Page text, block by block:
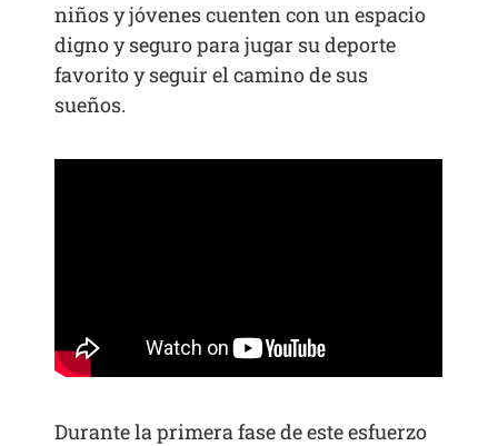
niños y jóvenes cuenten con un espacio
digno y seguro para jugar su deporte
favorito y seguir el camino de sus
sueños.
Durante la primera fase de este esfuerzo